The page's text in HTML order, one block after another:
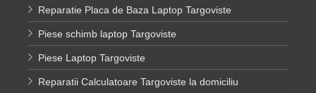
Reparatie Placa de Baza Laptop Targoviste
Piese schimb laptop Targoviste
Piese Laptop Targoviste
Reparatii Calculatoare Targoviste la domiciliu